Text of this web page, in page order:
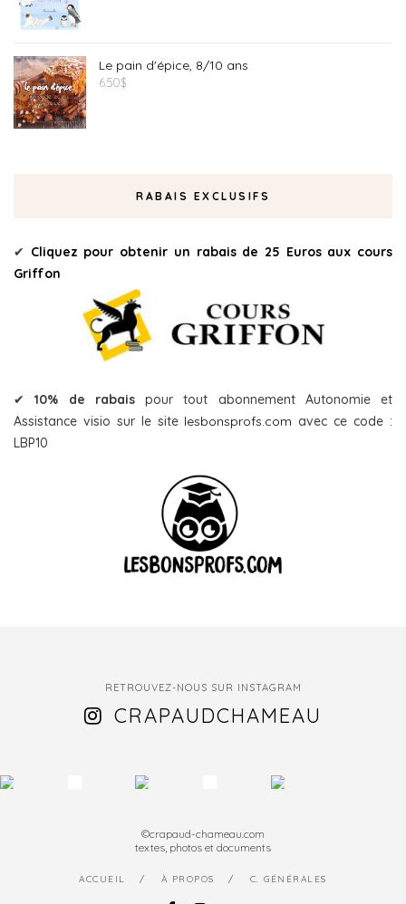
Le pain d'épice, 8/10 ans
6.50$
RABAIS EXCLUSIFS
✔ Cliquez pour obtenir un rabais de 25 Euros aux cours
Griffon
✔10% de rabaispour tout abonnement Autonomie et
Assistance visio sur le site lesbonsprofs.com avec ce code :
LBP10
RETROUVEZ-NOUS SUR INSTAGRAM
CRAPAUDCHAMEAU
©crapaud-chameau.com
textes, photos et documents
ACCUEIL À PROPOS C. GÉNÉRALES